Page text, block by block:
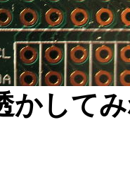
かして